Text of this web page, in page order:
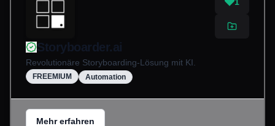
Storyboarder.ai
Revolutionäre Storyboarding-Lösung mit KI.
FREEMIUM Automation
Mehr erfahren